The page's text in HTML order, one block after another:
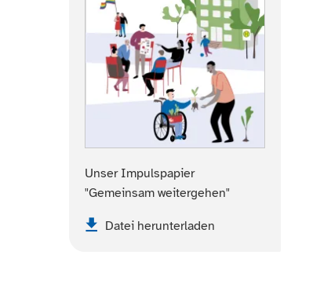
Unser Impulspapier
"Gemeinsam weitergehen"
Datei herunterladen